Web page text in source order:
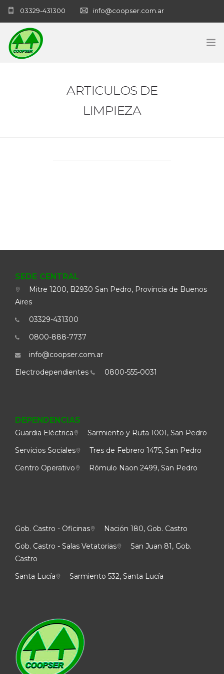
03329-431300 info@coopser.com.ar
COOPERATIVAARTICULOS DE
LIMPIEZA
SEDE CENTRAL
Mitre 1200, B2930 San Pedro, Provincia de Buenos
Aires
03329-431300
0800-888-7737
info@coopser.com.ar
Electrodependientes
0800-555-0031
DEPENDENCIAS
Guardia Eléctrica
Sarmiento y Ruta 1001, San Pedro
Servicios Sociales
Tres de Febrero 1475, San Pedro
Centro Operativo
Rómulo Naon 2499, San Pedro
Gob. Castro - Oficinas
Nación 180, Gob. Castro
Gob. Castro - Salas Vetatorias
San Juan 81, Gob.
Castro
Santa Lucía
Sarmiento 532, Santa Lucía